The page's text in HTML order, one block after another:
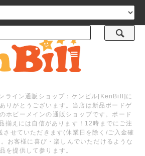
メニュー
ライン通販ショップ：ケンビル[KenBill]に
りがとうございます。当店は新品ボードゲ
ホビーメインの通販ショップです。ボード
揃えには自信があります！12時までにご注
させていただきます(休業日を除く/ご入金確
お客様に喜び・楽しんでいただけるような
を提供して参ります。